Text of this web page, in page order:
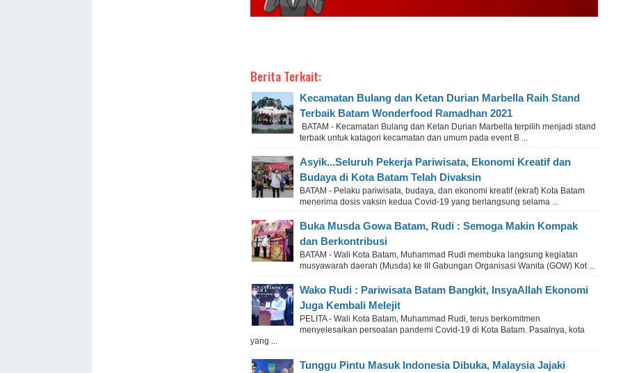
Berita Terkait:
Kecamatan Bulang dan Ketan Durian Marbella Raih Stand
Terbaik Batam Wonderfood Ramadhan 2021
BATAM - Kecamatan Bulang dan Ketan Durian Marbella terpilih menjadi stand
terbaik untuk katagori kecamatan dan umum pada event B ...
Asyik...Seluruh Pekerja Pariwisata, Ekonomi Kreatif dan
Budaya di Kota Batam Telah Divaksin
BATAM - Pelaku pariwisata, budaya, dan ekonomi kreatif (ekraf) Kota Batam
menerima dosis vaksin kedua Covid-19 yang berlangsung selama ...
Buka Musda Gowa Batam, Rudi : Semoga Makin Kompak
dan Berkontribusi
BATAM - Wali Kota Batam, Muhammad Rudi membuka langsung kegiatan
musyawarah daerah (Musda) ke III Gabungan Organisasi Wanita (GOW) Kot ...
Wako Rudi : Pariwisata Batam Bangkit, InsyaAllah Ekonomi
Juga Kembali Melejit
PELITA - Wali Kota Batam, Muhammad Rudi, terus berkomitmen
menyelesaikan persoalan pandemi Covid-19 di Kota Batam. Pasalnya, kota
yang ...
Tunggu Pintu Masuk Indonesia Dibuka, Malaysia Jajaki